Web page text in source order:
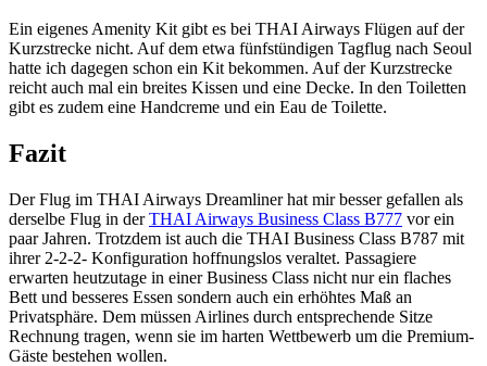
Ein eigenes Amenity Kit gibt es bei THAI Airways Flügen auf der
Kurzstrecke nicht. Auf dem etwa fünfstündigen Tagflug nach Seoul
hatte ich dagegen schon ein Kit bekommen. Auf der Kurzstrecke
reicht auch mal ein breites Kissen und eine Decke. In den Toiletten
gibt es zudem eine Handcreme und ein Eau de Toilette.
Fazit
Der Flug im THAI Airways Dreamliner hat mir besser gefallen als
derselbe Flug in derTHAI Airways Business Class B777 vor ein
paar Jahren. Trotzdem ist auch die THAI Business Class B787 mit
ihrer 2-2-2- Konfiguration hoffnungslos veraltet. Passagiere
erwarten heutzutage in einer Business Class nicht nur ein flaches
Bett und besseres Essen sondern auch ein erhöhtes Maß an
Privatsphäre. Dem müssen Airlines durch entsprechende Sitze
Rechnung tragen, wenn sie im harten Wettbewerb um die Premium-
Gäste bestehen wollen.